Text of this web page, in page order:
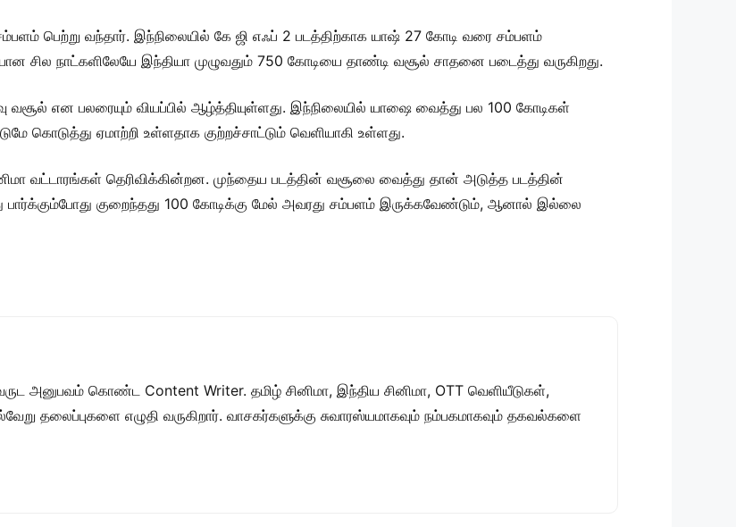
பெற்று வந்தார். இந்நிலையில் கே ஜி எஃப் 2 படத்திற்காக யாஷ் 27 கோடி வரை சம்பளம்
சில நாட்களிலேயே இந்தியா முழுவதும் 750 கோடியை தாண்டி வசூல் சாதனை படைத்து வருகிறது.
வசூல் என பலரையும் வியப்பில் ஆழ்த்தியுள்ளது. இந்நிலையில் யாஷை வைத்து பல 100 கோடிகள்
கொடுத்து ஏமாற்றி உள்ளதாக குற்றச்சாட்டும் வெளியாகி உள்ளது.
வட்டாரங்கள் தெரிவிக்கின்றன. முந்தைய படத்தின் வசூலை வைத்து தான் அடுத்த படத்தின்
குறைந்தது 100 கோடிக்கு மேல் அவரது சம்பளம் இருக்கவேண்டும், ஆனால் இல்லை
அனுபவம் கொண்ட Content Writer. தமிழ் சினிமா, இந்திய சினிமா, OTT வெளியீடுகள்,
தலைப்புகளை எழுதி வருகிறார். வாசகர்களுக்கு சுவாரஸ்யமாகவும் நம்பகமாகவும் தகவல்களை